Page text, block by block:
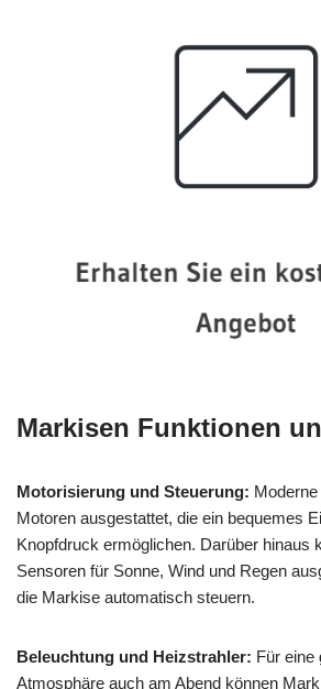
Markisen Funktionen
Motorisierung und Steuerung:
Motoren ausgestattet, die ein bequemes
Knopfdruck ermöglichen. Darüber hinaus
Sensoren für Sonne, Wind und Regen
die Markise automatisch steuern.
Beleuchtung und Heizstrahler: Für eine
Atmosphäre auch am Abend können